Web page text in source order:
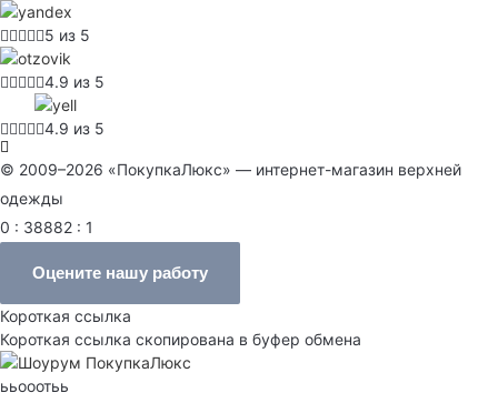
5 из 5
4.9 из 5
4.9 из 5
© 2009–2026 «ПокупкаЛюкс» — интернет-магазин верхней
одежды
0 : 38882 : 1
Оцените нашу работу
Короткая ссылка
Короткая ссылка скопирована в буфер обмена
ььооотьь